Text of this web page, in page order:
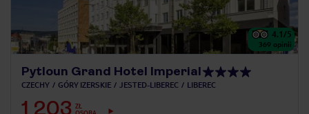
4.1/5
369 opinii
Pytloun Grand Hotel Imperial
CZECHY GÓRY IZERSKIE JESTED-LIBEREC LIBEREC
1 203 ZŁ